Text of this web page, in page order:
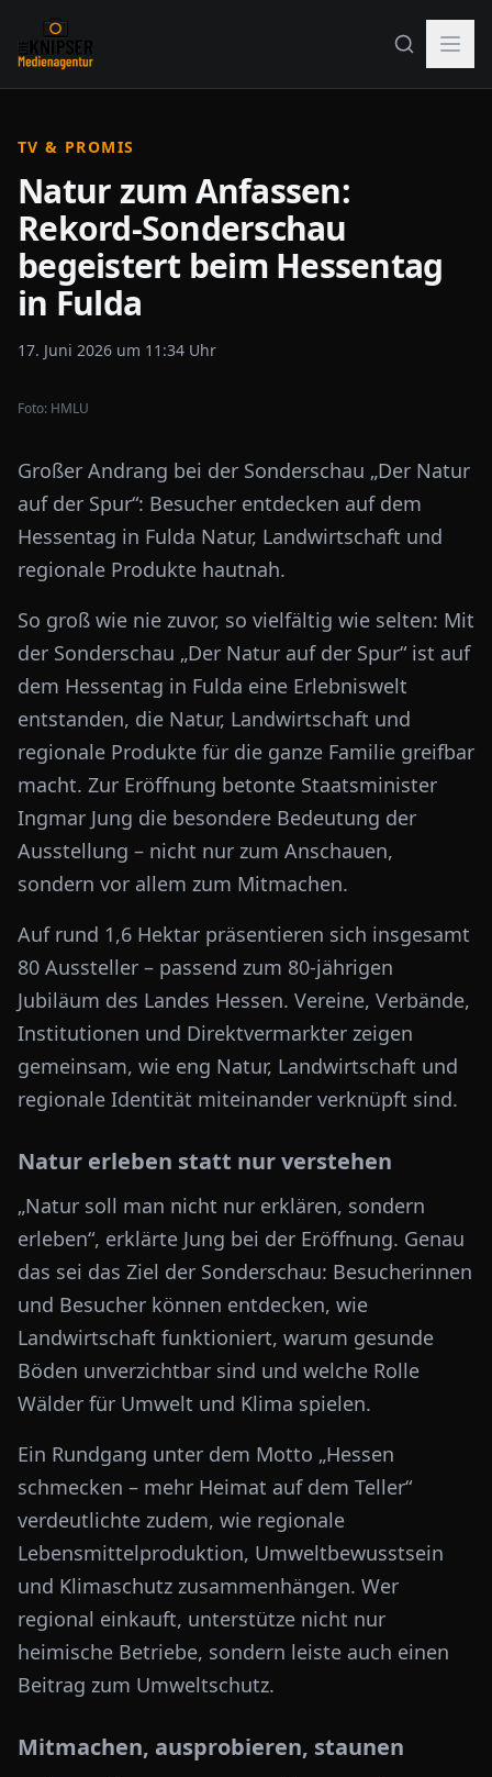
TV & PROMIS
Natur zum Anfassen:
Rekord-Sonderschau
begeistert beim Hessentag
in Fulda
17. Juni 2026 um 11:34 Uhr
Foto: HMLU
Großer Andrang bei der Sonderschau „Der Natur
auf der Spur“: Besucher entdecken auf dem
Hessentag in Fulda Natur, Landwirtschaft und
regionale Produkte hautnah.
So groß wie nie zuvor, so vielfältig wie selten: Mit
der Sonderschau „Der Natur auf der Spur“ ist auf
dem Hessentag in Fulda eine Erlebniswelt
entstanden, die Natur, Landwirtschaft und
regionale Produkte für die ganze Familie greifbar
macht. Zur Eröffnung betonte Staatsminister
Ingmar Jung die besondere Bedeutung der
Ausstellung – nicht nur zum Anschauen,
sondern vor allem zum Mitmachen.
Auf rund 1,6 Hektar präsentieren sich insgesamt
80 Aussteller – passend zum 80-jährigen
Jubiläum des Landes Hessen. Vereine, Verbände,
Institutionen und Direktvermarkter zeigen
gemeinsam, wie eng Natur, Landwirtschaft und
regionale Identität miteinander verknüpft sind.
Natur erleben statt nur verstehen
„Natur soll man nicht nur erklären, sondern
erleben“, erklärte Jung bei der Eröffnung. Genau
das sei das Ziel der Sonderschau: Besucherinnen
und Besucher können entdecken, wie
Landwirtschaft funktioniert, warum gesunde
Böden unverzichtbar sind und welche Rolle
Wälder für Umwelt und Klima spielen.
Ein Rundgang unter dem Motto „Hessen
schmecken – mehr Heimat auf dem Teller“
verdeutlichte zudem, wie regionale
Lebensmittelproduktion, Umweltbewusstsein
und Klimaschutz zusammenhängen. Wer
regional einkauft, unterstütze nicht nur
heimische Betriebe, sondern leiste auch einen
Beitrag zum Umweltschutz.
Mitmachen, ausprobieren, staunen